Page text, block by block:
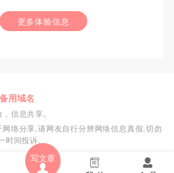
写文章
更多体验信息
备用域名
信息共享。
络分享,请网友自行分辨网络信息真假,切勿
时间投诉.